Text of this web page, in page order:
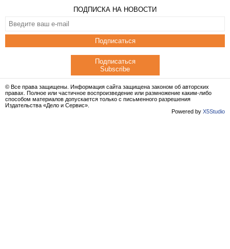
ПОДПИСКА НА НОВОСТИ
Подписаться
Подписаться
Subscribe
© Все права защищены. Информация сайта защищена законом об авторских
правах. Полное или частичное воспроизведение или размножение каким-либо
способом материалов допускается только с письменного разрешения
Издательства «Дело и Сервис».
Powered by X5Studio